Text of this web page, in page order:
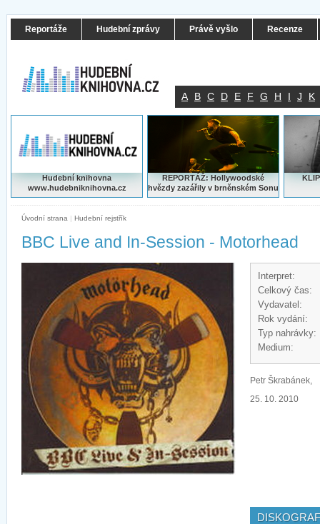
Reportáže Hudební zprávy Právě vyšlo Recenze
A B C D E F G H I J K
Hudební knihovna
www.hudebniknihovna.cz
REPORTÁŽ: Hollywoodské
hvězdy zazářily v brněnském Sonu
Úvodní strana | Hudební rejstřík
BBC Live and In-Session - Motorhead
Interpret:
Celkový čas:
Vydavatel:
Rok vydání:
Typ nahrávky:
Medium:
Petr Škrabánek,
25. 10. 2010